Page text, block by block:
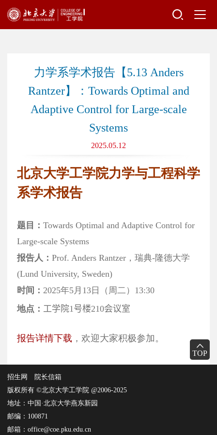
TOP
力学系学术报告【5.13 Anders
Rantzer】：Towards Optimal and
Adaptive Control for Large-scale
Systems
2025.05.12
北京大学工学院力学与工程科学
系学术报告
题目： Towards Optimal and Adaptive Control for
Large-scale Systems
报告人： Prof. Anders Rantzer， 瑞典-隆德大学
(Lund University, Sweden)
时间： 2025年5月13日（周二）13:30
地点： 工学院1号楼210会议室
报告详情下载 ，欢迎大家积极参加。
招生网
院长信箱
版权所有 ©北京大学工学院 @2006-2025
地址：中国·北京大学燕东新园
邮编：100871
邮箱：office@coe.pku.edu.cn